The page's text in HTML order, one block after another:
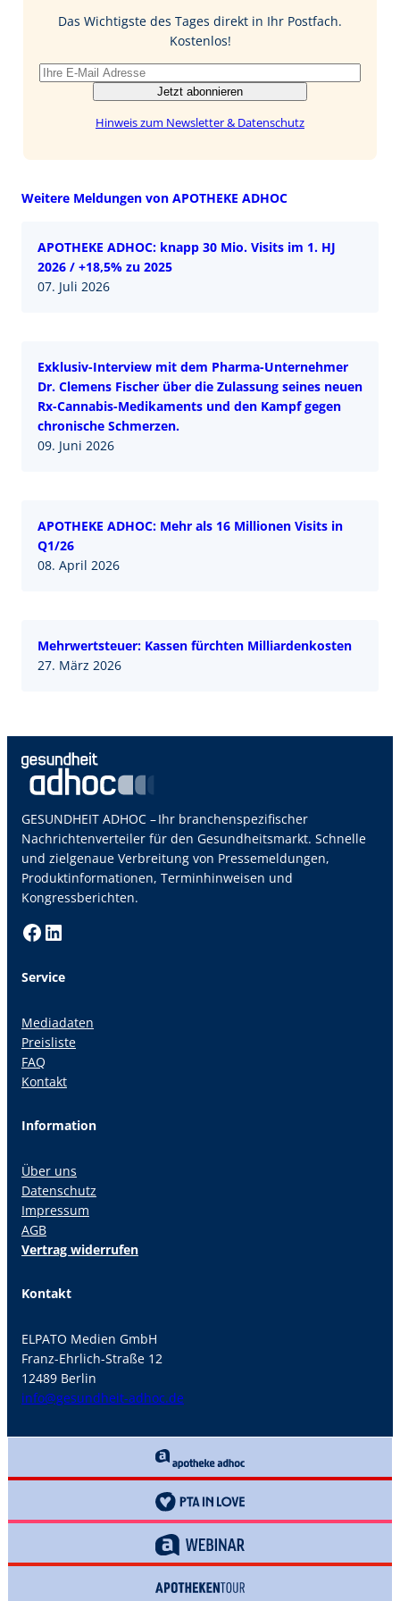
I
Das Wichtigste des Tages direkt in Ihr Postfach.
Kostenlos!
Jetzt abonnieren
Hinweis zum Newsletter & Datenschutz
Weitere Meldungen von APOTHEKE ADHOC
APOTHEKE ADHOC: knapp 30 Mio. Visits im 1. HJ
2026 / +18,5% zu 2025
07. Juli 2026
Exklusiv-Interview mit dem Pharma-Unternehmer
Dr. Clemens Fischer über die Zulassung seines neuen
Rx-Cannabis-Medikaments und den Kampf gegen
chronische Schmerzen.
09. Juni 2026
APOTHEKE ADHOC: Mehr als 16 Millionen Visits in
Q1/26
08. April 2026
Mehrwertsteuer: Kassen fürchten Milliardenkosten
27. März 2026
GESUNDHEIT ADHOC – Ihr branchenspezifischer
Nachrichtenverteiler für den Gesundheitsmarkt. Schnelle
und zielgenaue Verbreitung von Pressemeldungen,
Produktinformationen, Terminhinweisen und
Kongressberichten.
Facebook LinkedIn
Service
Mediadaten
Preisliste
FAQ
Kontakt
Information
Über uns
Datenschutz
Impressum
AGB
Vertrag widerrufen
Kontakt
ELPATO Medien GmbH
Franz-Ehrlich-Straße 12
12489 Berlin
info@gesundheit-adhoc.de